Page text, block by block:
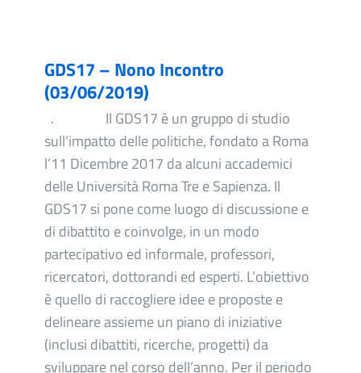
GDS17 – Nono Incontro
(03/06/2019)
. Il GDS17 è un gruppo di studio
sull’impatto delle politiche, fondato a Roma
l’11 Dicembre 2017 da alcuni accademici
delle Università Roma Tre e Sapienza. Il
GDS17 si pone come luogo di discussione e
di dibattito e coinvolge, in un modo
partecipativo ed informale, professori,
ricercatori, dottorandi ed esperti. L’obiettivo
è quello di raccogliere idee e proposte e
delineare assieme un piano di iniziative
(inclusi dibattiti, ricerche, progetti) da
sviluppare nel corso dell’anno. Per il periodo